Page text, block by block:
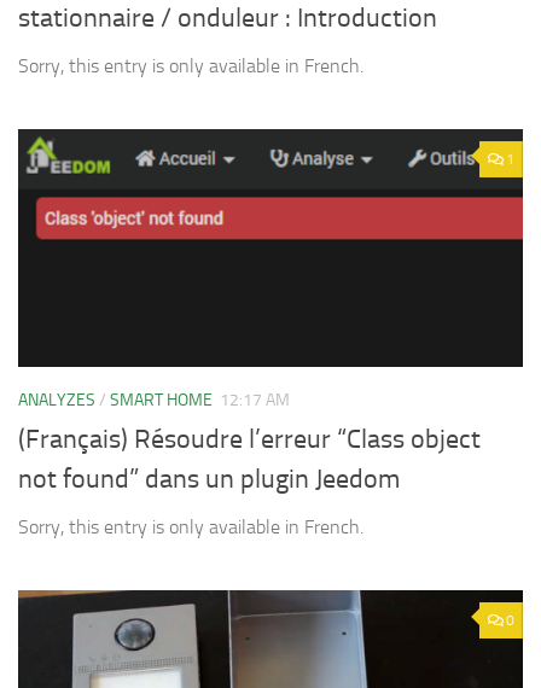
stationnaire / onduleur : Introduction
Sorry, this entry is only available in French.
1
ANALYZES / SMART HOME 12:17 AM
(Français) Résoudre l’erreur “Class object
not found” dans un plugin Jeedom
Sorry, this entry is only available in French.
0